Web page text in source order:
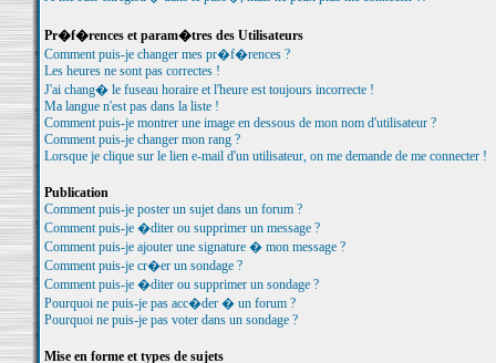
Pr�f�rences et param�tres des Utilisateurs
Comment puis-je changer mes pr�f�rences ?
Les heures ne sont pas correctes !
J'ai chang� le fuseau horaire et l'heure est toujours incorrecte !
Ma langue n'est pas dans la liste !
Comment puis-je montrer une image en dessous de mon nom d'utilisateur ?
Comment puis-je changer mon rang ?
Lorsque je clique sur le lien e-mail d'un utilisateur, on me demande de me connecter !
Publication
Comment puis-je poster un sujet dans un forum ?
Comment puis-je �diter ou supprimer un message ?
Comment puis-je ajouter une signature � mon message ?
Comment puis-je cr�er un sondage ?
Comment puis-je �diter ou supprimer un sondage ?
Pourquoi ne puis-je pas acc�der � un forum ?
Pourquoi ne puis-je pas voter dans un sondage ?
Mise en forme et types de sujets